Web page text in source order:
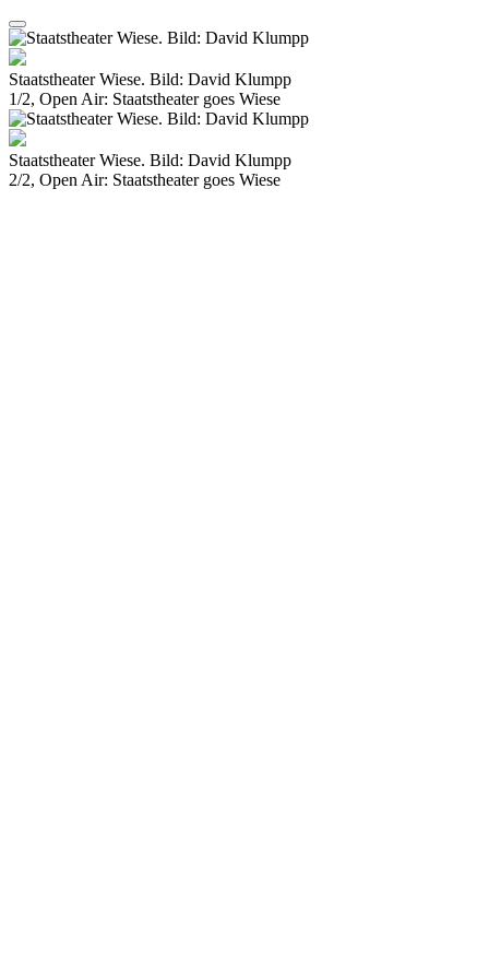
Staatstheater Wiese. Bild: David Klumpp
1/2, Open Air: Staatstheater goes Wiese
Staatstheater Wiese. Bild: David Klumpp
2/2, Open Air: Staatstheater goes Wiese